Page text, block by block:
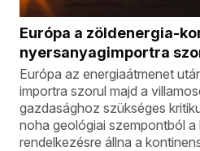
Európa a zöldenergia-
nyersanyagimportra
Európa az energiaátmenet
importra szorul majd a
gazdasághoz szükséges
noha geológiai szempontból
rendelkezésre állna a